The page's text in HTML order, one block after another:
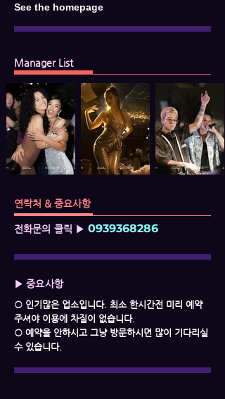
See the homepage
Manager List
연락처 & 중요사항
전화문의 클릭 ▶ 0939368286
▶ 중요사항
○ 인기많은 업소입니다. 최소 한시간전 미리 예약
주셔야 이용에 차질이 없습니다.
○ 예약을 안하시고 그냥 방문하시면 많이 기다리실
수 있습니다.